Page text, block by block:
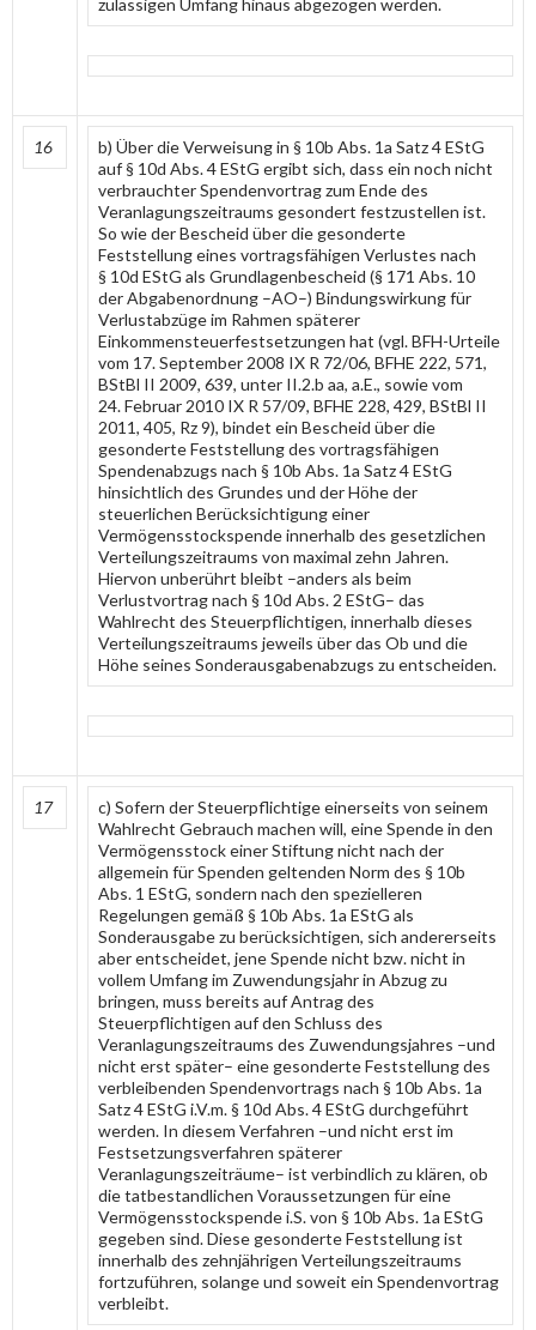
16
b) Über die Verweisung in § 10b Abs. 1a Satz 4 EStG
auf § 10d Abs. 4 EStG ergibt sich, dass ein noch nicht
verbrauchter Spendenvortrag zum Ende des
Veranlagungszeitraums gesondert festzustellen ist.
So wie der Bescheid über die gesonderte
Feststellung eines vortragsfähigen Verlustes nach
§ 10d EStG als Grundlagenbescheid (§ 171 Abs. 10
der Abgabenordnung –AO–) Bindungswirkung für
Verlustabzüge im Rahmen späterer
Einkommensteuerfestsetzungen hat (vgl. BFH-Urteile
vom 17. September 2008 IX R 72/06, BFHE 222, 571,
BStBl II 2009, 639, unter II.2.b aa, a.E., sowie vom
24. Februar 2010 IX R 57/09, BFHE 228, 429, BStBl II
2011, 405, Rz 9), bindet ein Bescheid über die
gesonderte Feststellung des vortragsfähigen
Spendenabzugs nach § 10b Abs. 1a Satz 4 EStG
hinsichtlich des Grundes und der Höhe der
steuerlichen Berücksichtigung einer
Vermögensstockspende innerhalb des gesetzlichen
Verteilungszeitraums von maximal zehn Jahren.
Hiervon unberührt bleibt –anders als beim
Verlustvortrag nach § 10d Abs. 2 EStG– das
Wahlrecht des Steuerpflichtigen, innerhalb dieses
Verteilungszeitraums jeweils über das Ob und die
Höhe seines Sonderausgabenabzugs zu entscheiden.
17
c) Sofern der Steuerpflichtige einerseits von seinem
Wahlrecht Gebrauch machen will, eine Spende in den
Vermögensstock einer Stiftung nicht nach der
allgemein für Spenden geltenden Norm des § 10b
Abs. 1 EStG, sondern nach den spezielleren
Regelungen gemäß § 10b Abs. 1a EStG als
Sonderausgabe zu berücksichtigen, sich andererseits
aber entscheidet, jene Spende nicht bzw. nicht in
vollem Umfang im Zuwendungsjahr in Abzug zu
bringen, muss bereits auf Antrag des
Steuerpflichtigen auf den Schluss des
Veranlagungszeitraums des Zuwendungsjahres –und
nicht erst später– eine gesonderte Feststellung des
verbleibenden Spendenvortrags nach § 10b Abs. 1a
Satz 4 EStG i.V.m. § 10d Abs. 4 EStG durchgeführt
werden. In diesem Verfahren –und nicht erst im
Festsetzungsverfahren späterer
Veranlagungszeiträume– ist verbindlich zu klären, ob
die tatbestandlichen Voraussetzungen für eine
Vermögensstockspende i.S. von § 10b Abs. 1a EStG
gegeben sind. Diese gesonderte Feststellung ist
innerhalb des zehnjährigen Verteilungszeitraums
fortzuführen, solange und soweit ein Spendenvortrag
verbleibt.